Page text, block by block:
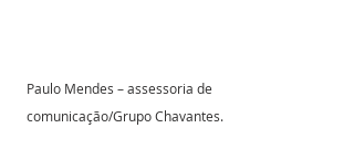
Paulo Mendes – assessoria de
comunicação/Grupo Chavantes.